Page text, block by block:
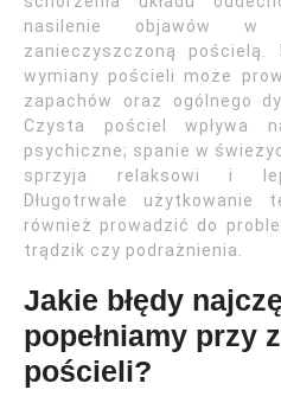
nasilenie objawów
zanieczyszczoną pościelą.
wymiany pościeli może
zapachów oraz ogólnego
Czysta pościel wpływa
psychiczne; spanie w
sprzyja relaksowi i
Długotrwałe
również prowadzić do
trądzik czy podrażnienia.
Jakie błędy
popełniamy przy
pościeli?